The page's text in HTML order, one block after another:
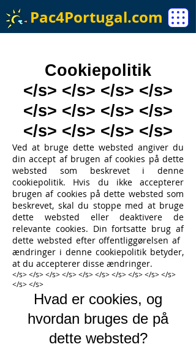
Pac4Portugal.com
Cookiepolitik
</s> </s> </s> </s>
</s> </s> </s> </s>
</s> </s> </s> </s>
Ved at bruge dette websted angiver du
din accept af brugen af ​​cookies på dette
websted som beskrevet i denne
cookiepolitik. Hvis du ikke accepterer
brugen af ​​cookies på dette websted som
beskrevet, skal du stoppe med at bruge
dette websted eller deaktivere de
relevante cookies. Din fortsatte brug af
dette websted efter offentliggørelsen af ​​
ændringer i denne cookiepolitik betyder,
at du accepterer disse ændringer.
</s> </s> </s> </s> </s> </s> </s> </s> </s> </s>
</s> </s>
Hvad er cookies, og
hvordan bruges de på
dette websted?